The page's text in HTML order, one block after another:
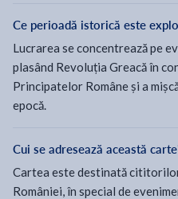
Ce perioadă istorică este
Lucrarea se concentrează pe
plasând Revoluția Greacă în
Principatelor Române și a
epocă.
Cui se adresează această
Cartea este destinată
României, în special de